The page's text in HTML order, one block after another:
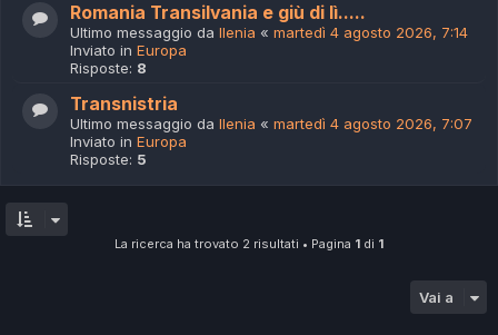
Romania Transilvania e giù di lì.....
Ultimo messaggio da Ilenia « martedì 4 agosto 2026, 7:14
Inviato in Europa
Risposte: 8
Transnistria
Ultimo messaggio da Ilenia « martedì 4 agosto 2026, 7:07
Inviato in Europa
Risposte: 5
La ricerca ha trovato 2 risultati • Pagina 1 di 1
Vai a